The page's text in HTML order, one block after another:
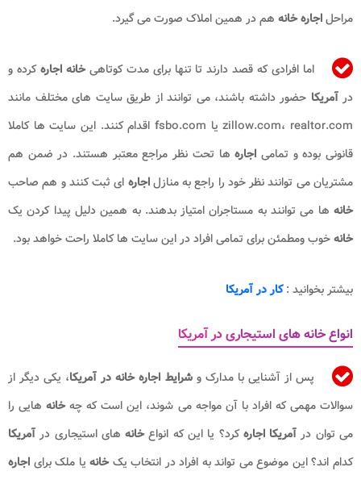
مراحلاجاره خانه هم در همین املاک صورت می گیرد.
اما افرادی که قصد دارند تا تنها برای مدت کوتاهیخانه اجارهکرده و
درآمریکا حضور داشته باشند، می توانند از طریق سایت های مختلف مانند
zillow.com، realtor.com یا fsbo.com اقدام کنند. این سایت ها کاملا
قانونی بوده و تمامی اجاره ها تحت نظر مراجع معتبر هستند. در ضمن هم
مشتریان می توانند نظر خود را راجع به منازلاجاره ای ثبت کنند و هم صاحب
خانه ها می توانند به مستاجران امتیاز بدهند. به همین دلیل پیدا کردن یک
خانهخوب ومطمئن برای تمامی افراد در این سایت ها کاملا راحت خواهد بود.
بیشتر بخوانید :کار در آمریکا
انواع خانه های استیجاری در آمریکا
پس از آشنایی با مدارک وشرایط اجاره خانه در آمریکا، یکی دیگر از
سوالات مهمی که افراد با آن مواجه می شوند، این است که چهخانه هایی را
می توان در آمریکا اجارهکرد؟ یا این که انواعخانههای استیجاری در آمریکا
کدام اند؟ این موضوع می تواند به افراد در انتخاب یکخانه یا ملک برای اجاره